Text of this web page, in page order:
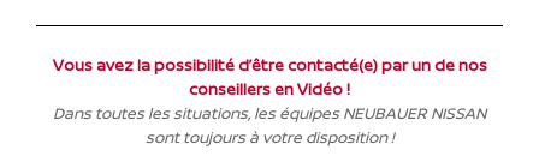
Vous avez la possibilité d’être contacté(e) par un de nos
conseillers en Vidéo !
Dans toutes les situations, les équipes NEUBAUER NISSAN
sont toujours à votre disposition !